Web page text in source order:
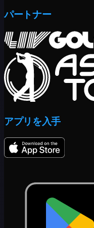
パートナー
アプリを入手